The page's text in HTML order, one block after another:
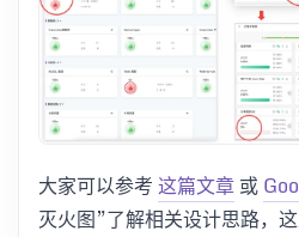
大家可以参考这篇文章或
灭火图”了解相关设计思路，这